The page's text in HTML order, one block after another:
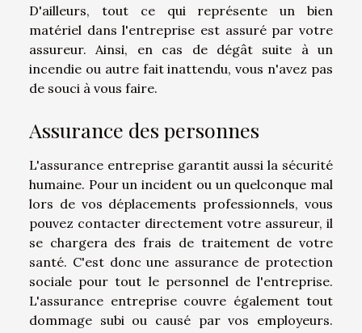
D'ailleurs, tout ce qui représente un bien
matériel dans l'entreprise est assuré par votre
assureur. Ainsi, en cas de dégât suite à un
incendie ou autre fait inattendu, vous n'avez pas
de souci à vous faire.
Assurance des personnes
L'assurance entreprise garantit aussi la sécurité
humaine. Pour un incident ou un quelconque mal
lors de vos déplacements professionnels, vous
pouvez contacter directement votre assureur, il
se chargera des frais de traitement de votre
santé. C'est donc une assurance de protection
sociale pour tout le personnel de l'entreprise.
L'assurance entreprise couvre également tout
dommage subi ou causé par vos employeurs.